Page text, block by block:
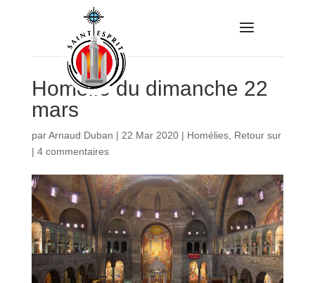
Homélie du dimanche 22
mars
parArnaud Duban | 22 Mar 2020| Homélies, Retour sur
| 4 commentaires